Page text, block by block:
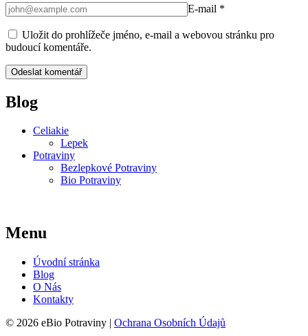
E-mail *
Uložit do prohlížeče jméno, e-mail a webovou stránku pro
budoucí komentáře.
Blog
Celiakie
Lepek
Potraviny
Bezlepkové Potraviny
Bio Potraviny
Menu
Úvodní stránka
Blog
O Nás
Kontakty
© 2026 eBio Potraviny | Ochrana Osobních Údajů